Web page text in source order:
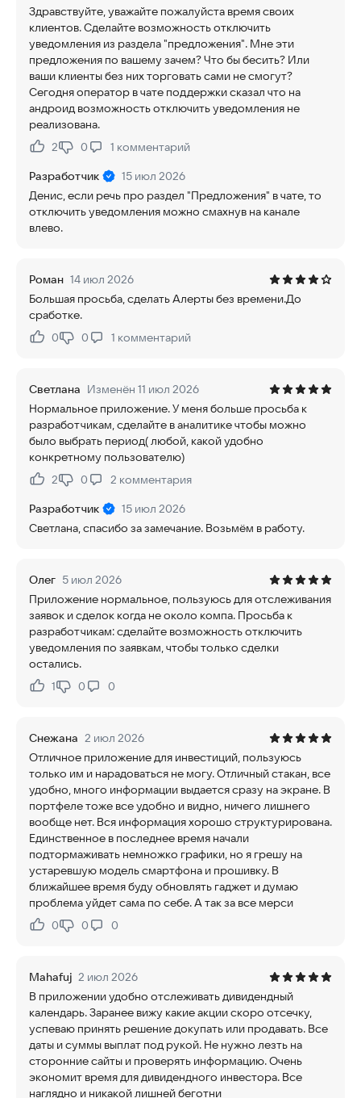
Здравствуйте, уважайте пожалуйста время своих
клиентов. Сделайте возможность отключить
уведомления из раздела "предложения". Мне эти
предложения по вашему зачем? Что бы бесить? Или
ваши клиенты без них торговать сами не смогут?
Сегодня оператор в чате поддержки сказал что на
андроид возможность отключить уведомления не
реализована.
Нравится:
2Не нравится:
0 1 комментарий
Разработчик
15 июл 2026
Денис, если речь про раздел "Предложения" в чате, то
отключить уведомления можно смахнув на канале
влево.
Роман 14 июл 2026
Большая просьба, сделать Алерты без времени.До
сработке.
Нравится:
0Не нравится:
0 1 комментарий
Светлана Изменён 11 июл 2026
Нормальное приложение. У меня больше просьба к
разработчикам, сделайте в аналитике чтобы можно
было выбрать период( любой, какой удобно
конкретному пользователю)
Нравится:
2Не нравится:
0 2 комментария
Разработчик
15 июл 2026
Светлана, спасибо за замечание. Возьмём в работу.
Олег 5 июл 2026
Приложение нормальное, пользуюсь для отслеживания
заявок и сделок когда не около компа. Просьба к
разработчикам: сделайте возможность отключить
уведомления по заявкам, чтобы только сделки
остались.
Нравится:
1Не нравится:
0 0
Снежана 2 июл 2026
Отличное приложение для инвестиций, пользуюсь
только им и нарадоваться не могу. Отличный стакан, все
удобно, много информации выдается сразу на экране. В
портфеле тоже все удобно и видно, ничего лишнего
вообще нет. Вся информация хорошо структурирована.
Единственное в последнее время начали
подтормаживать немножко графики, но я грешу на
устаревшую модель смартфона и прошивку. В
ближайшее время буду обновлять гаджет и думаю
проблема уйдет сама по себе. А так за все мерси
Нравится:
0Не нравится:
0 0
Mahafuj 2 июл 2026
В приложении удобно отслеживать дивидендный
календарь. Заранее вижу какие акции скоро отсечку,
успеваю принять решение докупать или продавать. Все
даты и суммы выплат под рукой. Не нужно лезть на
сторонние сайты и проверять информацию. Очень
экономит время для дивидендного инвестора. Все
наглядно и никакой лишней беготни